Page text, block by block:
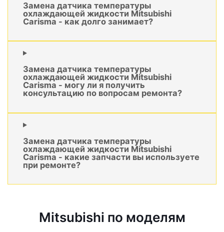
Замена датчика температуры
охлаждающей жидкости Mitsubishi
Carisma - как долго занимает?
Замена датчика температуры
охлаждающей жидкости Mitsubishi
Carisma - могу ли я получить
консультацию по вопросам ремонта?
Замена датчика температуры
охлаждающей жидкости Mitsubishi
Carisma - какие запчасти вы используете
при ремонте?
Mitsubishi по моделям